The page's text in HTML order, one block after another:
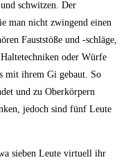
schwitzen. Der
man nicht zwingend einen
Fauststöße und -schläge,
oder Würfe
mit ihrem Gi gebaut. So
und zu Oberkörpern
jedoch sind fünf Leute
sieben Leute virtuell ihr